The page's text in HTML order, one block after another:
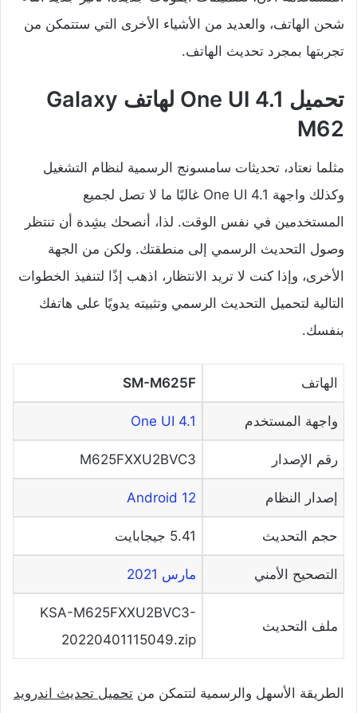
شحن الهاتف، والعديد من الأشياء الأخرى التي ستتمكن من
تجربتها بمجرد تحديث الهاتف.
تحميل One UI 4.1 لهاتف Galaxy
M62
مثلما نعتاد، تحديثات سامسونج الرسمية لنظام التشغيل
وكذلك واجهة One UI 4.1 غالبًا ما لا تصل لجميع
المستخدمين في نفس الوقت. لذا، أنصحك بشِدة أن تنتظر
وصول التحديث الرسمي إلى منطقتك. ولكن من الجهة
الأخرى، وإذا كنت لا تريد الانتظار، اذهب إذًا لتنفيذ الخطوات
التالية لتحميل التحديث الرسمي وتثبيته يدويًا على هاتفك
بنفسك.
الهاتف SM-M625F
واجهة المستخدم One UI 4.1
رقم الإصدار M625FXXU2BVC3
إصدار النظام Android 12
حجم التحديث 5.41 جيجابايت
التصحيح الأمني مارس 2021
ملف التحديث
KSA-M625FXXU2BVC3-
20220401115049.zip
الطريقة الأسهل والرسمية لتتمكن من تحميل تحديث اندرويد